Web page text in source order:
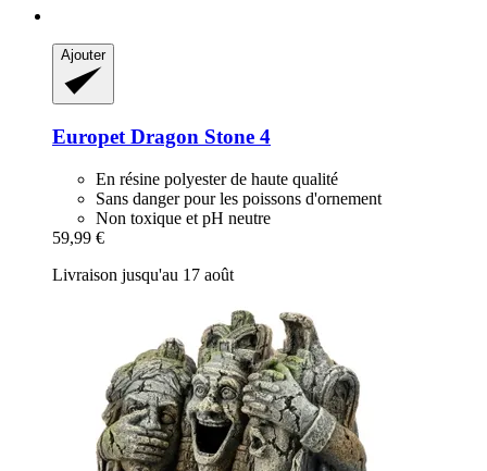
Ajouter
Europet Dragon Stone 4
En résine polyester de haute qualité
Sans danger pour les poissons d'ornement
Non toxique et pH neutre
59,99 €
Livraison jusqu'au 17 août